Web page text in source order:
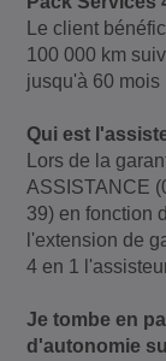
Le client
100 000 km
jusqu'à 60 mois
Qui est
Lors de la
ASSISTANCE
39) en fonction
l'extension de
4 en 1
Je tombe en
d'autonomie